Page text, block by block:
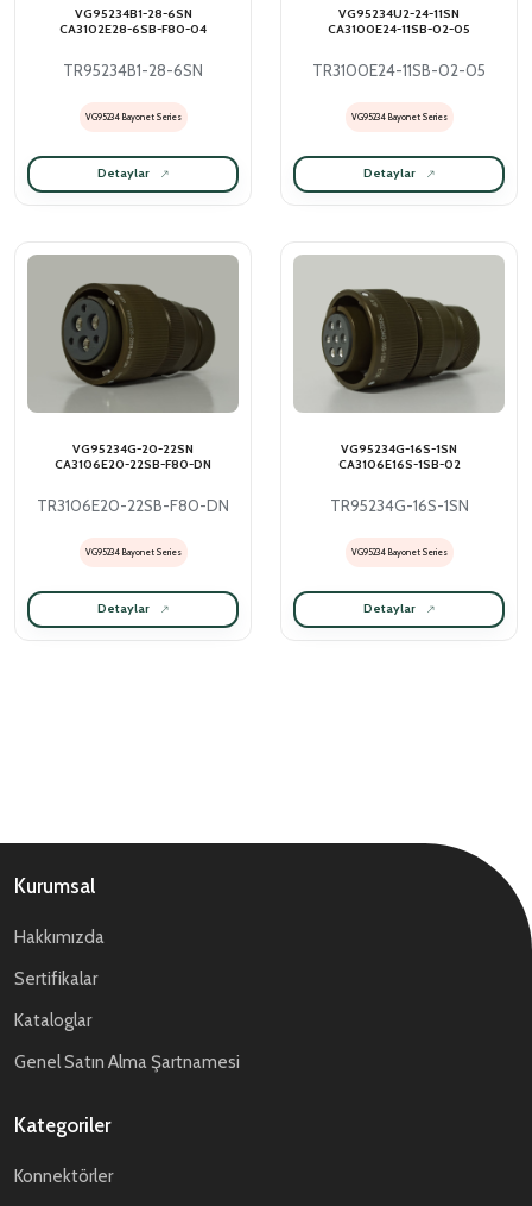
VG95234B1-28-6SN
CA3102E28-6SB-F80-04
TR95234B1-28-6SN
VG95234 Bayonet Series
Detaylar
VG95234U2-24-11SN
CA3100E24-11SB-02-05
TR3100E24-11SB-02-05
VG95234 Bayonet Series
Detaylar
VG95234G-20-22SN
CA3106E20-22SB-F80-DN
TR3106E20-22SB-F80-DN
VG95234 Bayonet Series
Detaylar
VG95234G-16S-1SN
CA3106E16S-1SB-02
TR95234G-16S-1SN
VG95234 Bayonet Series
Detaylar
Kurumsal
Hakkımızda
Sertifikalar
Kataloglar
Genel Satın Alma Şartnamesi
Kategoriler
Konnektörler